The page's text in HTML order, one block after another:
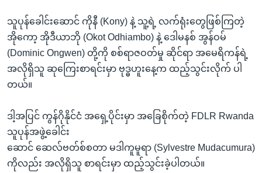
ရန်သူပုန်ခေါင်းဆောင် ကိုနီ (Kony) နဲ့ သူ့ရဲ့ လက်ရုံးတွေဖြစ်ကြတဲ့
အိုကော့ အိုဒီယာဘို (Okot Odhiambo) နဲ့ ဒေါမနစ် အွန်ဝမ်
(Dominic Ongwen) တို့ကို စစ်ရာဇဝတ်မှု ဆိုင်ရာ အမေရိကန်ရဲ့
အလိုရှိသူ ဆုကြေးစာရင်းမှာ ဗုဒ္ဓဟူးနေ့က ထည့်သွင်းလိုက် ပါ
တယ်။
ဒါ့အပြင် ကွန်ဂိုနိုင်ငံ အရှေ့ပိုင်းမှာ အခြေစိုက်တဲ့ FDLR Rwanda
သူပုန်အဖွဲ့ခေါင်း
ဆောင် ဆေလ်ဗတ်စ်စတာ မဒါကူမူရာ (Sylvestre Mudacumura)
ကိုလည်း အလိုရှိသူ စာရင်းမှာ ထည့်သွင်းခဲ့ပါတယ်။